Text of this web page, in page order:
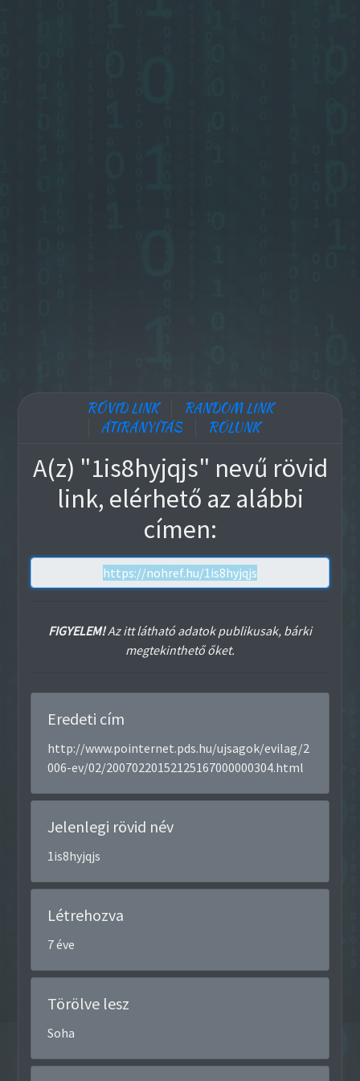
RÖVID LINK
RANDOM LINK
ÁTIRÁNYÍTÁS
RÓLUNK
A(z) "1is8hyjqjs" nevű rövid
link, elérhető az alábbi
címen:
FIGYELEM!Az itt látható adatok publikusak, bárki
megtekinthető őket.
Eredeti cím
http://www.pointernet.pds.hu/ujsagok/evilag/2
006-ev/02/20070220152125167000000304.html
Jelenlegi rövid név
1is8hyjqjs
Létrehozva
7 éve
Törölve lesz
Soha